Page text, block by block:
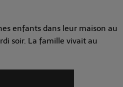
enfants dans leur maison au
soir. La famille vivait au